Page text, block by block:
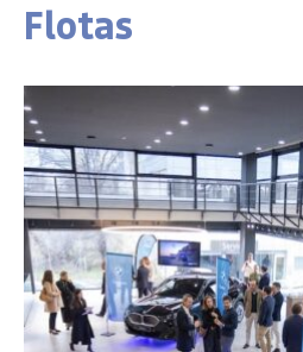
Flotas